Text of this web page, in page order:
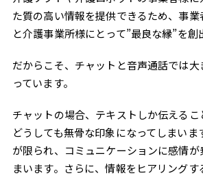
た質の高い情報を提供できるため、事業
と介護事業所様にとって”最良な縁”を創
だからこそ、チャットと音声通話では
っています。
チャットの場合、テキストしか伝えるこ
どうしても無骨な印象になってしまいま
が限られ、コミュニケーションに感情
まいます。さらに、情報をヒアリング